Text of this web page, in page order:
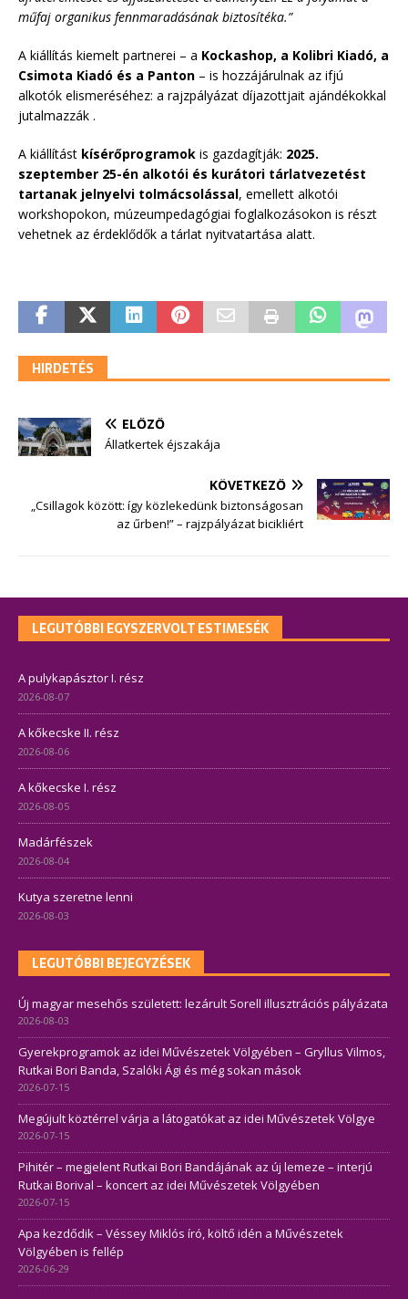
műfaj organikus fennmaradásának biztosítéka.”
A kiállítás kiemelt partnerei – a Kockashop, a Kolibri Kiadó, a
Csimota Kiadó és a Panton – is hozzájárulnak az ifjú
alkotók elismeréséhez: a rajzpályázat díjazottjait ajándékokkal
jutalmazzák .
A kiállítást kísérőprogramok is gazdagítják: 2025.
szeptember 25-én alkotói és kurátori tárlatvezetést
tartanak jelnyelvi tolmácsolással, emellett alkotói
workshopokon, múzeumpedagógiai foglalkozásokon is részt
vehetnek az érdeklődők a tárlat nyitvatartása alatt.
HIRDETÉS
ELŐZŐ
Állatkertek éjszakája
KÖVETKEZŐ
„Csillagok között: így közlekedünk biztonságosan
az űrben!” – rajzpályázat bicikliért
LEGUTÓBBI EGYSZERVOLT ESTIMESÉK
A pulykapásztor I. rész
2026-08-07
A kőkecske II. rész
2026-08-06
A kőkecske I. rész
2026-08-05
Madárfészek
2026-08-04
Kutya szeretne lenni
2026-08-03
LEGUTÓBBI BEJEGYZÉSEK
Új magyar mesehős született: lezárult Sorell illusztrációs pályázata
2026-08-03
Gyerekprogramok az idei Művészetek Völgyében – Gryllus Vilmos,
Rutkai Bori Banda, Szalóki Ági és még sokan mások
2026-07-15
Megújult köztérrel várja a látogatókat az idei Művészetek Völgye
2026-07-15
Pihitér – megjelent Rutkai Bori Bandájának az új lemeze – interjú
Rutkai Borival – koncert az idei Művészetek Völgyében
2026-07-15
Apa kezdődik – Véssey Miklós író, költő idén a Művészetek
Völgyében is fellép
2026-06-29